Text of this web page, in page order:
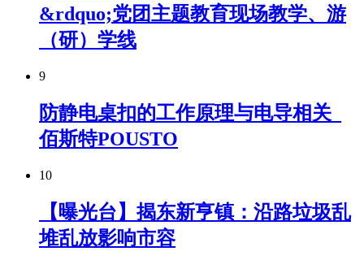
&rdquo;党团主题教育现场教学、游
（研）学线
9
防静电桌扣的工作原理与电导相关_
佰斯特POUSTO
10
【曝光台】揭东新亨镇：沿路垃圾乱
堆乱放影响市容